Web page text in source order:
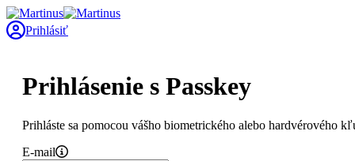
Prihlásiť
Prihlásenie s Passkey
Prihláste sa pomocou vášho biometrického alebo hardvérového
E-mail